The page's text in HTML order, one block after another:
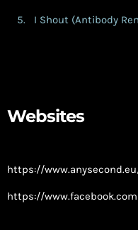
I Shout (Antibody
Websites
https://
https://